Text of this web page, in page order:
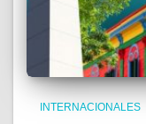
INTERNACIONALES